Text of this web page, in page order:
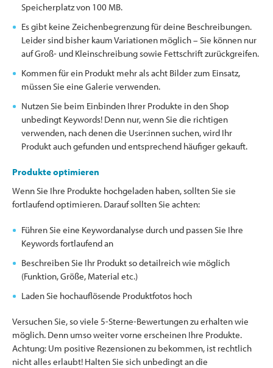
Speicherplatz von 100 MB.
Es gibt keine Zeichenbegrenzung für deine Beschreibungen.
Leider sind bisher kaum Variationen möglich – Sie können nur
auf Groß- und Kleinschreibung sowie Fettschrift zurückgreifen.
Kommen für ein Produkt mehr als acht Bilder zum Einsatz,
müssen Sie eine Galerie verwenden.
Nutzen Sie beim Einbinden Ihrer Produkte in den Shop
unbedingt Keywords! Denn nur, wenn Sie die richtigen
verwenden, nach denen die User:innen suchen, wird Ihr
Produkt auch gefunden und entsprechend häufiger gekauft.
Produkte optimieren
Wenn Sie Ihre Produkte hochgeladen haben, sollten Sie sie
fortlaufend optimieren. Darauf sollten Sie achten:
Führen Sie eine Keywordanalyse durch und passen Sie Ihre
Keywords fortlaufend an
Beschreiben Sie Ihr Produkt so detailreich wie möglich
(Funktion, Größe, Material etc.)
Laden Sie hochauflösende Produktfotos hoch
Versuchen Sie, so viele 5-Sterne-Bewertungen zu erhalten wie
möglich. Denn umso weiter vorne erscheinen Ihre Produkte.
Achtung: Um positive Rezensionen zu bekommen, ist rechtlich
nicht alles erlaubt! Halten Sie sich unbedingt an die